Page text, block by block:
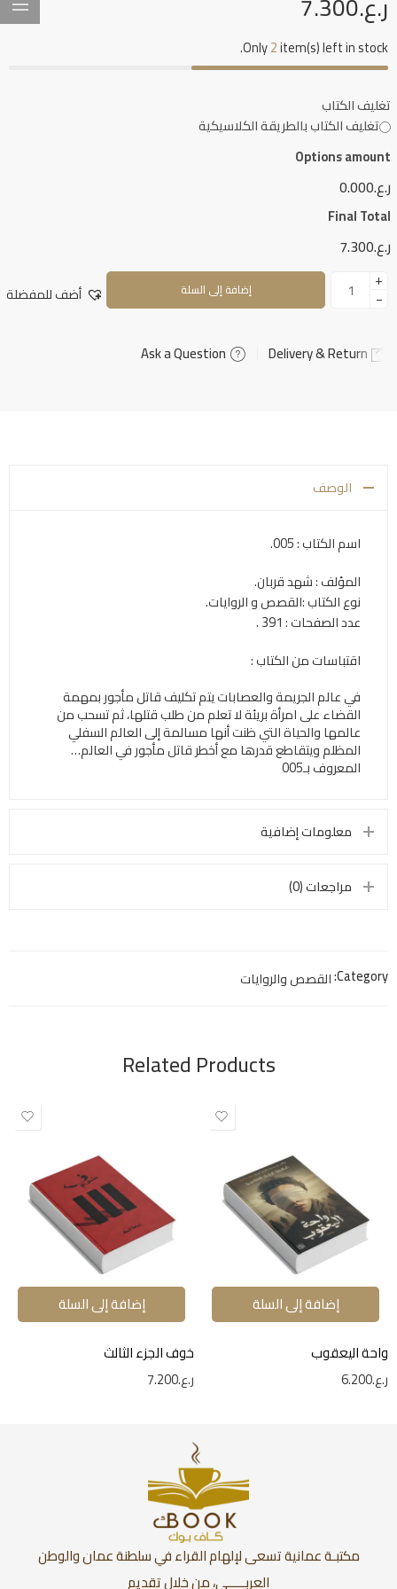
Only2item(s) left in stock.
تغليف الكتاب
تغليف الكتاب بالطريقة الكلاسيكية
Options amount
ر.ع.0.000
Final Total
ر.ع.7.300
+
− إضافة إلى السلة أضف للمفضلة
الوصف
اسم الكتاب : 005.
المؤلف : شهد قربان.
نوع الكتاب :القصص و الروايات.
عدد الصفحات : 391 .
اقتباسات من الكتاب :
‏في عالم الجريمة والعصابات يتم تكليف قاتل مأجور بمهمة
القضاء على امرأة بريئة لا تعلم من طلب قتلها، ثم تسحب من
عالمها والحياة التي ظنت أنها مسالمة إلى العالم السفلي
المظلم ويتقاطع قدرها مع أخطر قاتل مأجور في العالم…
المعروف بـ005
معلومات إضافية
مراجعات (0)
Category: القصص والروايات
Related Products
إضافة إلى السلة
واحة اليعقوب
ر.ع.6.200
إضافة إلى السلة
خوف الجزء الثالث
ر.ع.7.200
مكتبـة عمانية تسعى لإلهام القراء في سلطنة عمان والوطن
العربـــــي، من خلال تقديم